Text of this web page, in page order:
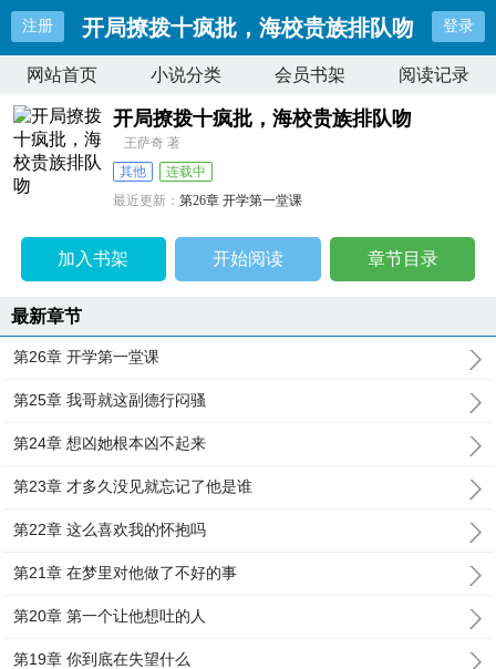
注册 开局撩拨十疯批，海校贵族排队吻 登录
网站首页 小说分类 会员书架 阅读记录
开局撩拨十疯批，海校贵族排队吻
王萨奇 著
其他
连载中
最近更新：第26章 开学第一堂课
加入书架 开始阅读 章节目录
最新章节
第26章 开学第一堂课
第25章 我哥就这副德行闷骚
第24章 想凶她根本凶不起来
第23章 才多久没见就忘记了他是谁
第22章 这么喜欢我的怀抱吗
第21章 在梦里对他做了不好的事
第20章 第一个让他想吐的人
第19章 你到底在失望什么